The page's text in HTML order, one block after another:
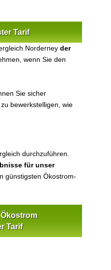
Tarif
Norderney der
wenn Sie den
Sie sicher
bewerkstelligen, wie
durchzuführen.
für unser
günstigsten Ökostrom-
Tarif